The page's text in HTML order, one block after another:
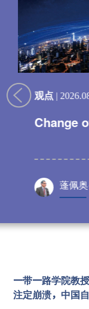
观点 |
Change
蓬佩奥
一带一路学院教
注定崩溃，中国